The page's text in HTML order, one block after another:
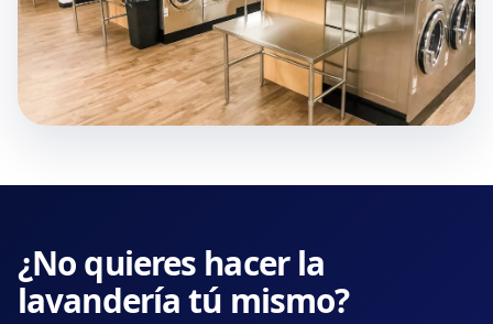
¿No quieres hacer la
lavandería tú mismo?